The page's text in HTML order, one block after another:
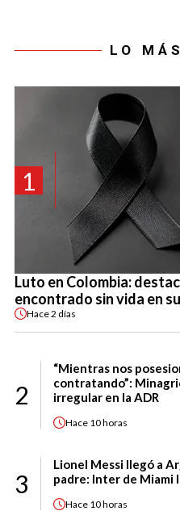
LO
1
Luto en Colombia:
encontrado sin vida en
Hace2 días
2
“Mientras nos
contratando”:
irregular en la ADR
Hace 10 horas
3
Lionel Messi llegó a
padre: Inter de Miami
Hace 10 horas